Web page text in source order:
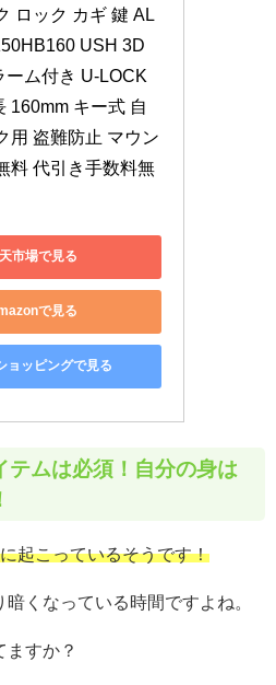
ロック カギ 鍵 AL
USH 3D
ーム付き U-LOCK
160mm キー式 自
用 盗難防止 マウン
料 代引き手数料無
市場で見る
で見る
ョッピングで見る
テムは必須！ 自分の身は
起こっているそうです！
くなっている時間ですよね。
ますか？